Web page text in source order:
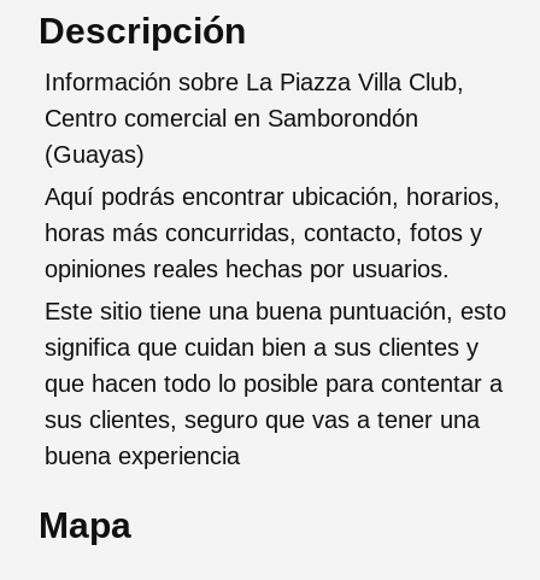
Descripción
Información sobre La Piazza Villa Club,
Centro comercial en Samborondón
(Guayas)
Aquí podrás encontrar ubicación, horarios,
horas más concurridas, contacto, fotos y
opiniones reales hechas por usuarios.
Este sitio tiene una buena puntuación, esto
significa que cuidan bien a sus clientes y
que hacen todo lo posible para contentar a
sus clientes, seguro que vas a tener una
buena experiencia
Mapa